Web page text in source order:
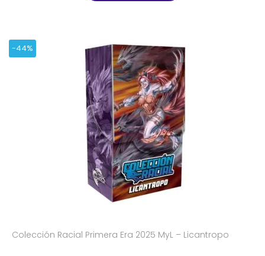
-44%
Colección Racial Primera Era 2025 MyL – Licantropo